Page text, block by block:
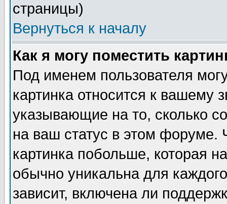
страницы)
Вернуться к началу
Как я могу поместить
Под именем пользователя
картинка относится к вашему
указывающие на то, сколько
на ваш статус в этом форуме.
картинка побольше, которая
обычно уникальна для
зависит, включена ли